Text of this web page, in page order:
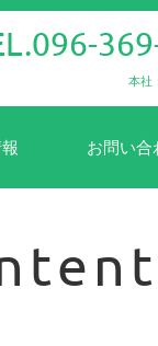
本社
お問い合